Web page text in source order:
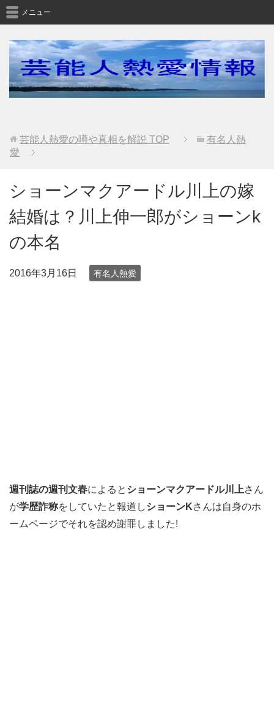
メニュー
芸能人熱愛の噂や真相を解説 TOP
有名人熱
愛
ショーンマクアードル川上の嫁
結婚は？川上伸一郎がショーンk
の本名
2016年3月16日 有名人熱愛
週刊誌の週刊文春によると ショーンマクアードル川上さん
が学歴詐称をしていたと報道しショーンKさんは自身のホ
ームページでそれを認め謝罪しました!